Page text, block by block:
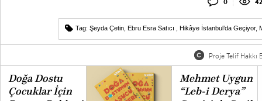
0
Tag: Şeyda Çetin Ebru Esra Satıcı Hikâye İstanbul’da Geçiyor,
Proje Telif Hakkı
Doğa Dostu
Çocuklar İçin
Mehmet Uygun
“Leb-i Derya”